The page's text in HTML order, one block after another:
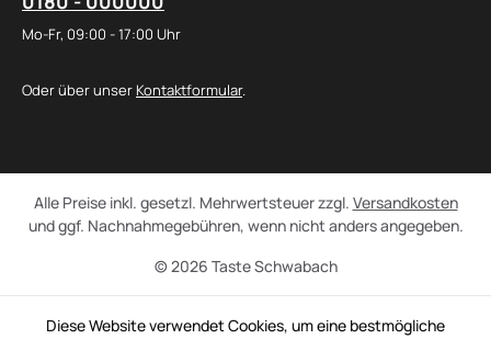
Mo-Fr, 09:00 - 17:00 Uhr
Oder über unser Kontaktformular.
© 2026 Taste Schwabach
Alle Preise inkl. gesetzl. Mehrwertsteuer zzgl. Versandkosten
und ggf. Nachnahmegebühren, wenn nicht anders angegeben.
Diese Website verwendet Cookies, um eine bestmögliche